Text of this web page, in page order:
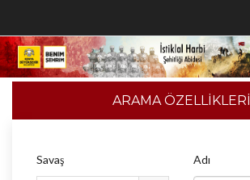
ARAMA ÖZELLİKLERİ
Savaş Adı